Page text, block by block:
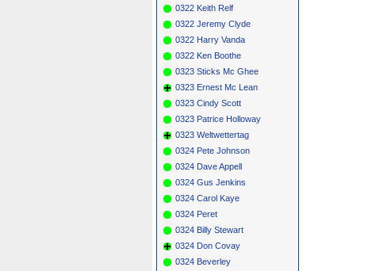
0322 Keith Relf
0322 Jeremy Clyde
0322 Harry Vanda
0322 Ken Boothe
0323 Sticks Mc Ghee
0323 Ernest Mc Lean
0323 Cindy Scott
0323 Patrice Holloway
0323 Weltwettertag
0324 Pete Johnson
0324 Dave Appell
0324 Gus Jenkins
0324 Carol Kaye
0324 Peret
0324 Billy Stewart
0324 Don Covay
0324 Beverley